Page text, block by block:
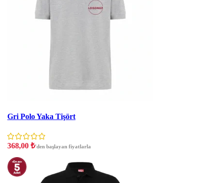
Gri Polo Yaka Tişört
368,00 ₺'den başlayan fiyatlarla